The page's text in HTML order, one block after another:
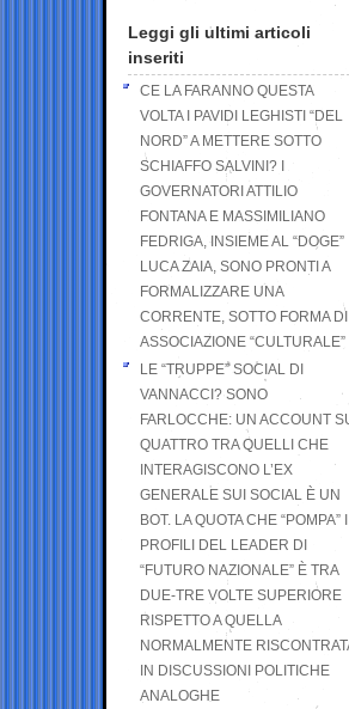
Leggi gli ultimi articoli
inseriti
CE LA FARANNO QUESTA
VOLTA I PAVIDI LEGHISTI “DEL
NORD” A METTERE SOTTO
SCHIAFFO SALVINI? I
GOVERNATORI ATTILIO
FONTANA E MASSIMILIANO
FEDRIGA, INSIEME AL “DOGE”
LUCA ZAIA, SONO PRONTI A
FORMALIZZARE UNA
CORRENTE, SOTTO FORMA DI
ASSOCIAZIONE “CULTURALE”
LE “TRUPPE” SOCIAL DI
VANNACCI? SONO
FARLOCCHE: UN ACCOUNT
QUATTRO TRA QUELLI CHE
INTERAGISCONO L’EX
GENERALE SUI SOCIAL È UN
BOT. LA QUOTA CHE “POMPA” I
PROFILI DEL LEADER DI
“FUTURO NAZIONALE” È TRA
DUE-TRE VOLTE SUPERIORE
RISPETTO A QUELLA
NORMALMENTE
IN DISCUSSIONI POLITICHE
ANALOGHE